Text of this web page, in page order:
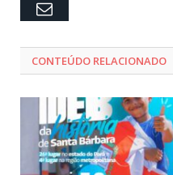
Email
CONTEÚDO RELACIONADO